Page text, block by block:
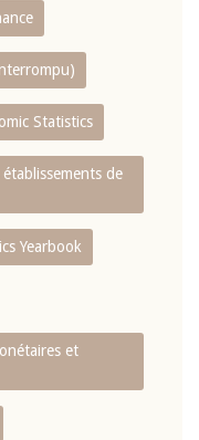
Statistics
de
Yearbook
et